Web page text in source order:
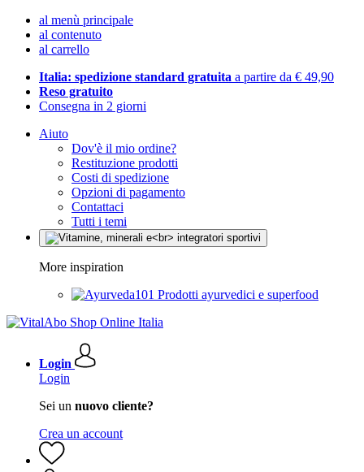
al menù principale
al contenuto
al carrello
Italia: spedizione standard gratuita a partire da € 49,90
Reso gratuito
Consegna in 2 giorni
Aiuto
Dov'è il mio ordine?
Restituzione prodotti
Costi di spedizione
Opzioni di pagamento
Contattaci
Tutti i temi
More inspiration
Prodotti ayurvedici e superfood
Login
Login
Sei un nuovo cliente?
Crea un account